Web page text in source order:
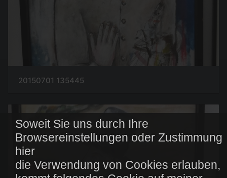
Soweit Sie uns durch Ihre
Browsereinstellungen oder Zustimmung
hier
die Verwendung von Cookies erlauben,
20150701 135445